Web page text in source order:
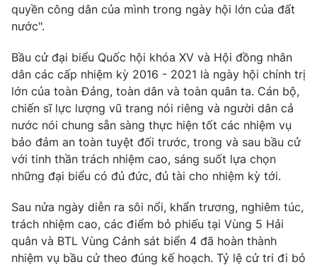
quyền công dân của mình trong ngày hội lớn của đất
nước".
Bầu cử đại biểu Quốc hội khóa XV và Hội đồng nhân
dân các cấp nhiệm kỳ 2016 - 2021 là ngày hội chính trị
lớn của toàn Đảng, toàn dân và toàn quân ta. Cán bộ,
chiến sĩ lực lượng vũ trang nói riêng và người dân cả
nước nói chung sẵn sàng thực hiện tốt các nhiệm vụ
bảo đảm an toàn tuyệt đối trước, trong và sau bầu cử
với tinh thần trách nhiệm cao, sáng suốt lựa chọn
những đại biểu có đủ đức, đủ tài cho nhiệm kỳ tới.
Sau nửa ngày diễn ra sôi nổi, khẩn trương, nghiêm túc,
trách nhiệm cao, các điểm bỏ phiếu tại Vùng 5 Hải
quân và BTL Vùng Cảnh sát biển 4 đã hoàn thành
nhiệm vụ bầu cử theo đúng kế hoạch. Tỷ lệ cử tri đi bỏ